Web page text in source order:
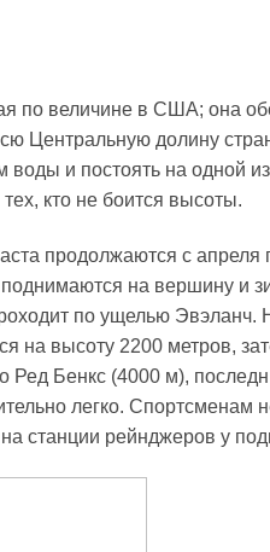
по величине в США; она
Центральную долину
воды и постоять на одной
кто не боится высоты.
продолжаются с апреля
на вершину и
по ущелью Эвэланч.
на высоту 2200 метров,
Ред Бенкс (4000 м),
легко. Спортсменам
станции рейнджеров у